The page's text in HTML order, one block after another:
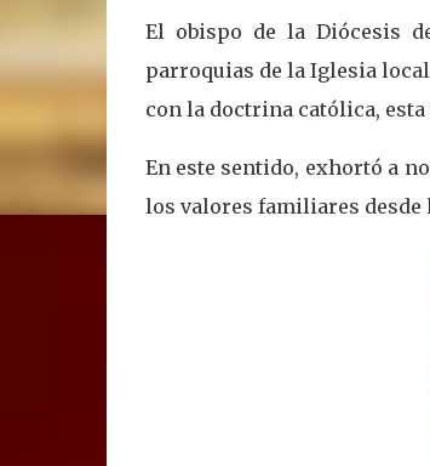
El obispo de la Diócesis
parroquias de la Iglesia
con la doctrina católica,
En este sentido, exhortó a
los valores familiares desde